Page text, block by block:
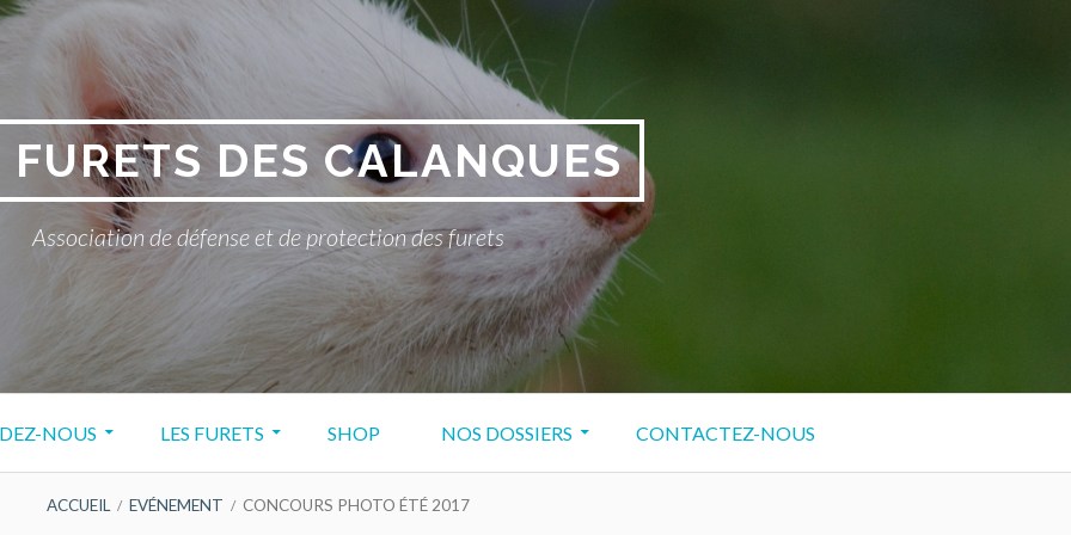
FURETS DES CALANQUES
Association de défense et de protection des furets
NOUS LES FURETS SHOP NOS DOSSIERS CONTACTEZ-NOUS
ACCUEIL EVÉNEMENT CONCOURS PHOTO ÉTÉ 2017